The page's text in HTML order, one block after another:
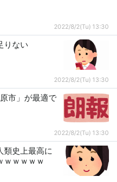
2022/8/2(Tu) 13:30
りない
2022/8/2(Tu) 13:30
市」が最適で
2022/8/2(Tu) 13:30
類史上最高に
ｗｗｗｗｗ